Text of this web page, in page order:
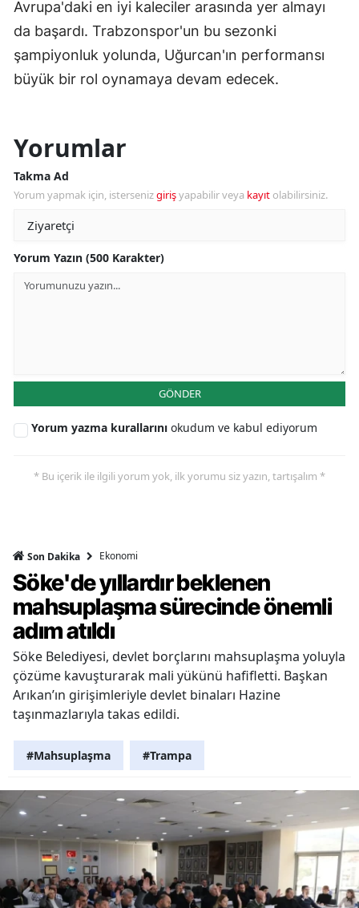
Avrupa'daki en iyi kaleciler arasında yer almayı
da başardı. Trabzonspor'un bu sezonki
şampiyonluk yolunda, Uğurcan'ın performansı
büyük bir rol oynamaya devam edecek.
Yorumlar
Takma Ad
Yorum yapmak için, istersenizgirişyapabilir veya kayıt olabilirsiniz.
Yorum Yazın (500 Karakter)
GÖNDER
Yorum yazma kurallarını okudum ve kabul ediyorum
* Bu içerik ile ilgili yorum yok, ilk yorumu siz yazın, tartışalım *
Son Dakika Ekonomi
Söke'de yıllardır beklenen
mahsuplaşma sürecinde önemli
adım atıldı
Söke Belediyesi, devlet borçlarını mahsuplaşma yoluyla
çözüme kavuşturarak mali yükünü hafifletti. Başkan
Arıkan’ın girişimleriyle devlet binaları Hazine
taşınmazlarıyla takas edildi.
#Mahsuplaşma #Trampa